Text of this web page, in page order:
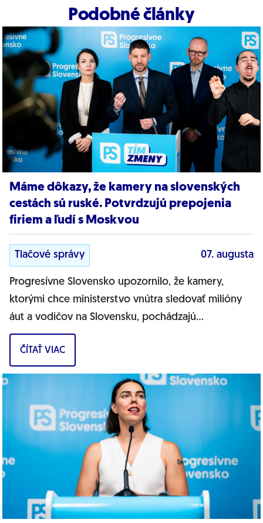
Podobné články
Máme dôkazy, že kamery na slovenských
cestách sú ruské. Potvrdzujú prepojenia
firiem a ľudí s Moskvou
Tlačové správy 07. augusta
Progresívne Slovensko upozornilo, že kamery,
ktorými chce ministerstvo vnútra sledovať milióny
áut a vodičov na Slovensku, pochádzajú
pravdepodobne z Ruska. Dnes hnutie prinieslo
dôkazy,...
ČÍTAŤ VIAC